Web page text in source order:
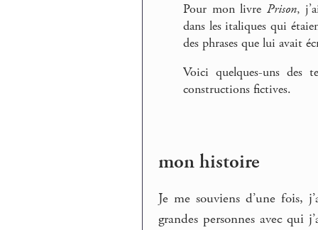
Pour mon livre Prison,
dans les italiques qui
des phrases que lui avait
Voici quelques-uns des
constructions fictives.
mon histoire
Je me souviens d’une fois,
grandes personnes avec qui